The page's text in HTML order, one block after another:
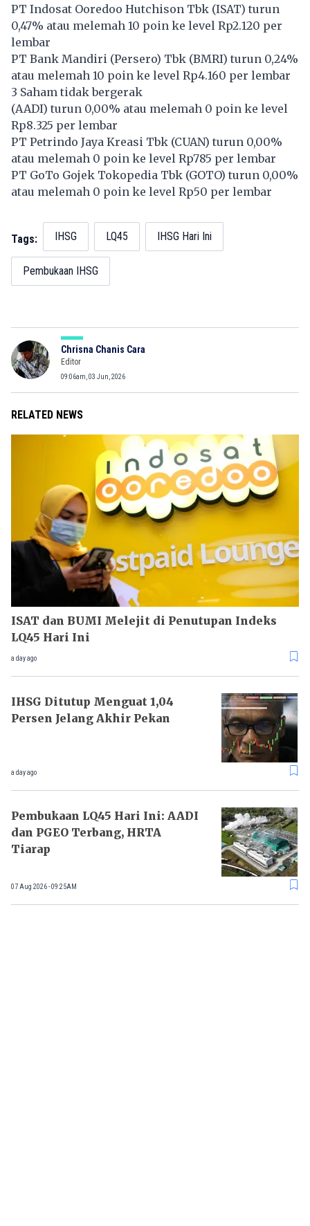
PT Indosat Ooredoo Hutchison Tbk (ISAT) turun
0,47% atau melemah 10 poin ke level Rp2.120 per
lembar
PT Bank Mandiri (Persero) Tbk (BMRI) turun 0,24%
atau melemah 10 poin ke level Rp4.160 per lembar
3 Saham tidak bergerak
(AADI) turun 0,00% atau melemah 0 poin ke level
Rp8.325 per lembar
PT Petrindo Jaya Kreasi Tbk (CUAN) turun 0,00%
atau melemah 0 poin ke level Rp785 per lembar
PT GoTo Gojek Tokopedia Tbk (GOTO) turun 0,00%
atau melemah 0 poin ke level Rp50 per lembar
Tags: IHSG LQ45 IHSG Hari Ini
Pembukaan IHSG
Chrisna Chanis Cara
Editor
09:06am, 03 Jun, 2026
RELATED NEWS
ISAT dan BUMI Melejit di Penutupan Indeks
LQ45 Hari Ini
a day ago
IHSG Ditutup Menguat 1,04
Persen Jelang Akhir Pekan
a day ago
Pembukaan LQ45 Hari Ini: AADI
dan PGEO Terbang, HRTA
Tiarap
07 Aug 2026 - 09:25AM